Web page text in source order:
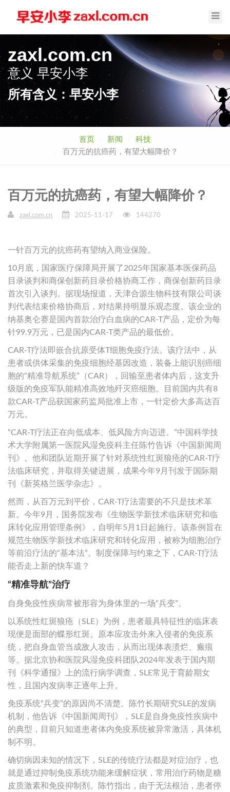
zaxl.com.cn
意义
早安小李
所有含义：早安小李
首页 新闻
科技
百万元的抗癌药，有望大幅降价？
百万元的抗癌药，有望大幅降价？
zaxl.com.cn 2025-11-17 144270
一针百万元的抗癌药有望纳入商业保险。
10月底，国家医疗保障局开展了2025年国家基本医保药品
目录谈判和商保创新药目录价格协商工作，商保创新药目录
首次引入谈判。据现场报道，天津合源生物科技有限公司谈
判代表结束价格协商后，对结果持明显乐观态度。该企业的
纳基奥仑赛是国内首款治疗白血病的CAR-T产品，定价为每
针99.9万元，已是国内CAR-T类产品的最低价。
CAR-T疗法即嵌合抗原受体T细胞免疫疗法。该疗法中，从
患者或供体采集的免疫细胞经基因改造，装备上能识别癌细
胞的“精准导航系统”（CAR），回输至患者体内后，这支升
级版的免疫军队能精准高效地歼灭癌细胞。目前国内共有8
款CAR-T产品获国家药监局批准上市，一针定价大多高达百
万元。
“CAR-T疗法正在向低成本、低风险方向迈进。”中国科学技
术大学附属第一医院风湿免疫科主任陈竹告诉《中国新闻周
刊》。他和团队近期开展了针对系统性红斑狼疮的CAR-T疗
法临床研究，并取得关键进展，成果今年9月刊发于国际期
刊《新英格兰医学杂志》。
然而，从百万元到平价，CAR-T疗法需要的不只是技术革
新。今年9月，国务院发布《生物医学新技术临床研究和临
床转化应用管理条例》，自明年5月1日起施行。该条例旨在
规范生物医学新技术临床研究和转化应用，被称为细胞治疗
等前沿疗法的“基本法”。制度保障与约束之下，CAR-T疗法
能否走上新的快车道？
“精准导航”治疗
自身免疫性疾病常被形容为身体里的一场“兵变”。
以系统性红斑狼疮（SLE）为例，患者最具特征性的临床表
现便是面部的蝶形红斑。原本应攻击外来入侵者的免疫系
统，把自身血管当成敌人攻击，从而出现体表溃烂、瘢痕
等。据北京协和医院风湿免疫科团队2024年发表于国内期
刊《科学通报》上的流行病学调查，SLE常见于育龄期女
性，且国内发病率正逐年上升。
免疫系统“兵变”的原因尚不清楚。陈竹长期研究SLE的发病
机制，他告诉《中国新闻周刊》，SLE是自身免疫性疾病中
的典型，目前只知道患者体内免疫系统被异常激活，具体机
制不明。
确切病因未知的情况下，SLE的传统疗法都是对症治疗，也
就是通过抑制免疫系统功能来缓解症状，常用治疗药物是糖
皮质激素和免疫抑制剂。陈竹指出，由于无法根治，患者停